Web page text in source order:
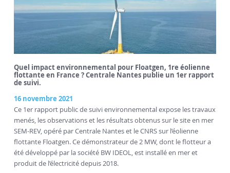
Quel impact environnemental pour Floatgen, 1re éolienne
flottante en France ? Centrale Nantes publie un 1er rapport
de suivi.
16 novembre 2021
Ce 1er rapport public de suivi environnemental expose les travaux
menés, les observations et les résultats obtenus sur le site en mer
SEM-REV, opéré par Centrale Nantes et le CNRS sur l’éolienne
flottante Floatgen. Ce démonstrateur de 2 MW, dont le flotteur a
été développé par la société BW IDEOL, est installé en mer et
produit de l’électricité depuis 2018.